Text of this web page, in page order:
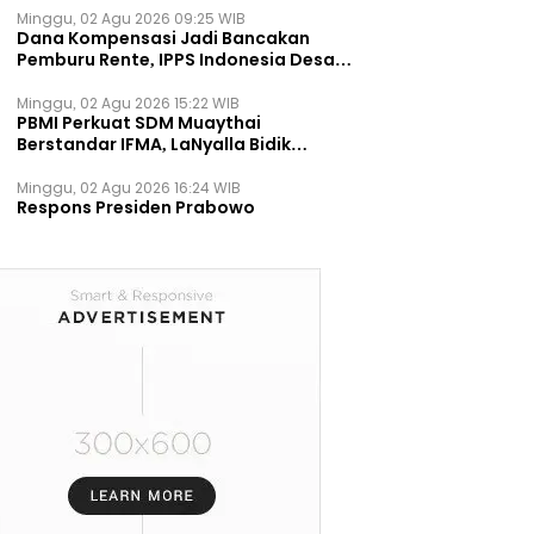
Minggu, 02 Agu 2026 09:25 WIB
Dana Kompensasi Jadi Bancakan
Pemburu Rente, IPPS Indonesia Desak
Permanen
Minggu, 02 Agu 2026 15:22 WIB
PBMI Perkuat SDM Muaythai
Berstandar IFMA, LaNyalla Bidik
Minggu, 02 Agu 2026 16:24 WIB
Respons Presiden Prabowo